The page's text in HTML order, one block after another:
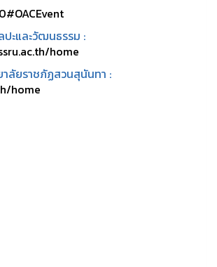
#OACEvent
ะและวัฒนธรรม :
home
ลัยราชภัฏสวนสุนันทา :
home